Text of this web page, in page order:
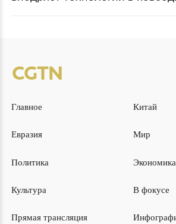
Главное Китай
Евразия Мир
Политика Экономика
Культура В фокусе
Прямая трансляция